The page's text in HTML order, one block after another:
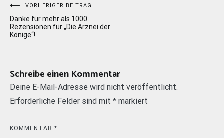
Beitragsnavigation
VORHERIGER BEITRAG
Danke für mehr als 1000
Rezensionen für „Die Arznei der
Könige“!
Schreibe einen Kommentar
Deine E-Mail-Adresse wird nicht veröffentlicht.
Erforderliche Felder sind mit * markiert
KOMMENTAR *